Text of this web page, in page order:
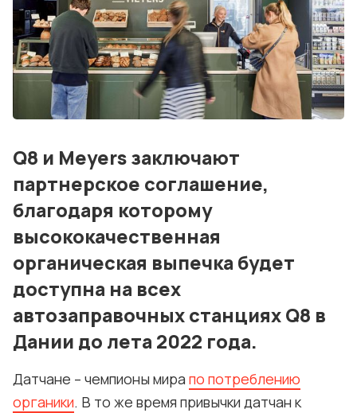
Консалтинг и обучение
Блог
События
Лучшие АЗС мира
Видео
Подписка
Политика конфиденциальности и cookie
Q8 и Meyers заключают
партнерское соглашение,
благодаря которому
высококачественная
органическая выпечка будет
доступна на всех
автозаправочных станциях Q8 в
Дании до лета 2022 года.
Датчане – чемпионы мира по потреблению
органики. В то же время привычки датчан к